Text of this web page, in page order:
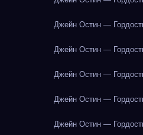
Джейн Остин —
Джейн Остин —
Джейн Остин —
Джейн Остин —
Джейн Остин —